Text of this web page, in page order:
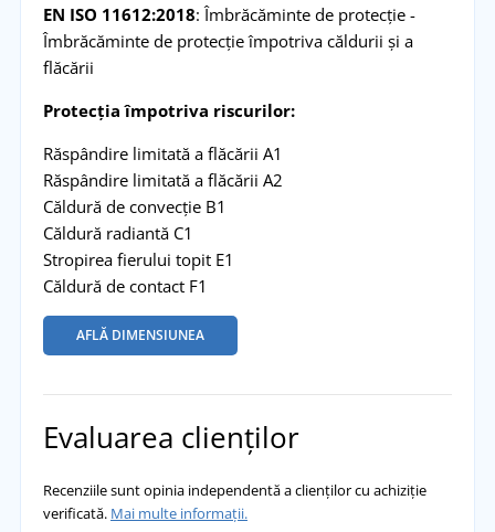
EN ISO 11612:2018: Îmbrăcăminte de protecție -
Îmbrăcăminte de protecție împotriva căldurii și a
flăcării
Protecția împotriva riscurilor:
Răspândire limitată a flăcării A1
Răspândire limitată a flăcării A2
Căldură de convecție B1
Căldură radiantă C1
Stropirea fierului topit E1
Căldură de contact F1
AFLĂ DIMENSIUNEA
Evaluarea clienților
Recenziile sunt opinia independentă a clienților cu achiziție
verificată. Mai multe informații.